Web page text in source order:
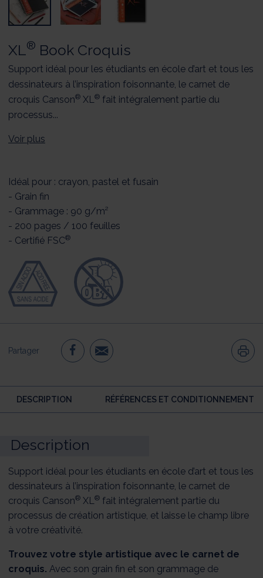
XL® Book Croquis
Support idéal pour les étudiants en école d’art et tous les
dessinateurs à l’inspiration foisonnante, le carnet de
croquis Canson® XL® fait intégralement partie du
processus...
Voir plus
Idéal pour : crayon, pastel et fusain
- Grain fin
- Grammage : 90 g/m²
- 200 pages / 100 feuilles
- Certifié FSC®
Partager
DESCRIPTION RÉFÉRENCES ET CONDITIONNEMENT
Description
Support idéal pour les étudiants en école d’art et tous les
dessinateurs à l’inspiration foisonnante, le carnet de
croquis Canson® XL® fait intégralement partie du
processus de création artistique, et laisse le champ libre
à votre créativité.
Trouvez votre style artistique avec le carnet de
croquis. Avec son grain fin et son grammage de